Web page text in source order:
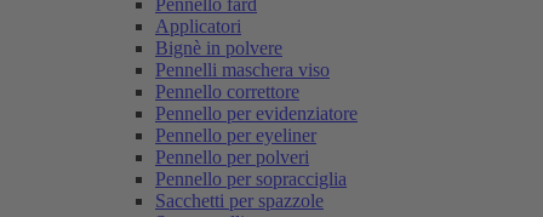
Pennello fard
Applicatori
Bignè in polvere
Pennelli maschera viso
Pennello correttore
Pennello per evidenziatore
Pennello per eyeliner
Pennello per polveri
Pennello per sopracciglia
Sacchetti per spazzole